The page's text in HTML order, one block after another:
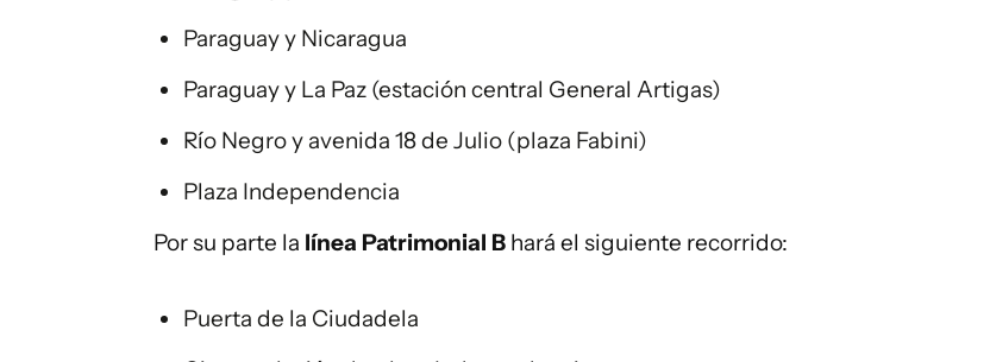
Paraguay y Nicaragua
Paraguay y La Paz (estación central General Artigas)
Río Negro y avenida 18 de Julio (plaza Fabini)
Plaza Independencia
Por su parte la línea Patrimonial B hará el siguiente recorrido:
Puerta de la Ciudadela